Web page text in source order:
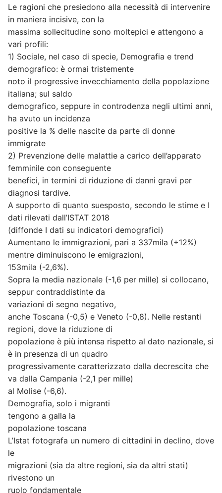
Le ragioni che presiedono alla necessità di intervenire
in maniera incisive, con la
massima sollecitudine sono moltepici e attengono a
vari profili:
1) Sociale, nel caso di specie, Demografia e trend
demografico: è ormai tristemente
noto il progressive invecchiamento della popolazione
italiana; sul saldo
demografico, seppure in controdenza negli ultimi anni,
ha avuto un incidenza
positive la % delle nascite da parte di donne
immigrate
2) Prevenzione delle malattie a carico dell’apparato
femminile con conseguente
benefici, in termini di riduzione di danni gravi per
diagnosi tardive.
A supporto di quanto suesposto, secondo le stime e I
dati rilevati dall’ISTAT 2018
(diffonde I dati su indicatori demografici)
Aumentano le immigrazioni, pari a 337mila (+12%)
mentre diminuiscono le emigrazioni,
153mila (-2,6%).
Sopra la media nazionale (-1,6 per mille) si collocano,
seppur contraddistinte da
variazioni di segno negativo,
anche Toscana (-0,5) e Veneto (-0,8). Nelle restanti
regioni, dove la riduzione di
popolazione è più intensa rispetto al dato nazionale, si
è in presenza di un quadro
progressivamente caratterizzato dalla decrescita che
va dalla Campania (-2,1 per mille)
al Molise (-6,6).
Demografia, solo i migranti
tengono a galla la
popolazione toscana
L’Istat fotografa un numero di cittadini in declino, dove
le
migrazioni (sia da altre regioni, sia da altri stati)
rivestono un
ruolo fondamentale